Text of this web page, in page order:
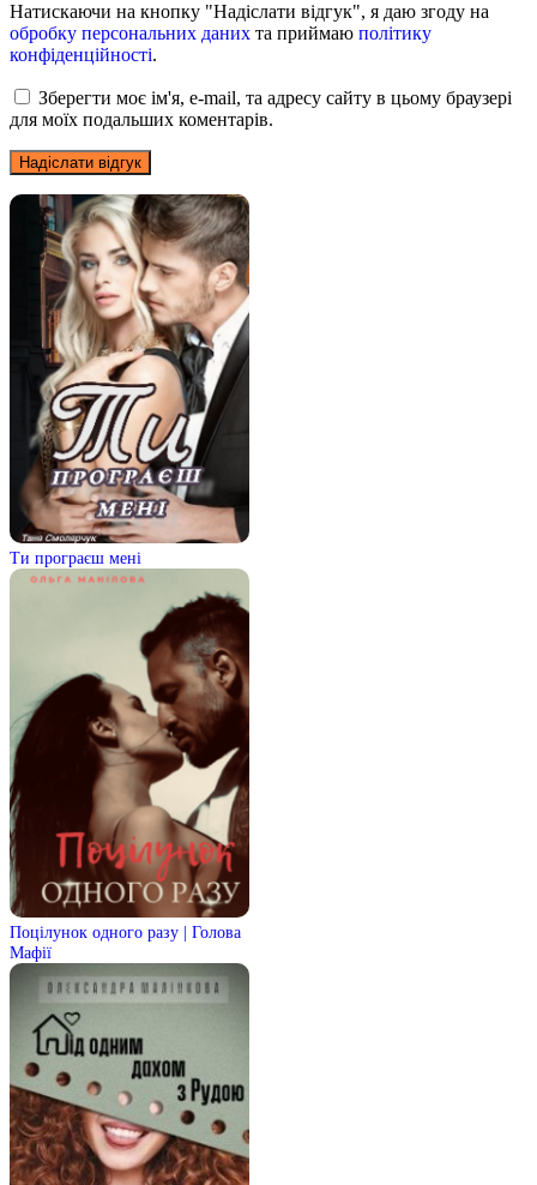
Натискаючи на кнопку "Надіслати відгук", я даю згоду на
обробку персональних даних та приймаю політику
конфіденційності.
Зберегти моє ім'я, e-mail, та адресу сайту в цьому браузері
для моїх подальших коментарів.
Ти програєш мені
Поцілунок одного разу | Голова
Мафії